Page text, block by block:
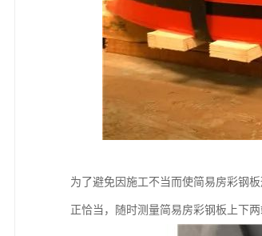
为了避免因施工不当而使简易房彩钢
正恰当，随时测量简易房彩钢板上下